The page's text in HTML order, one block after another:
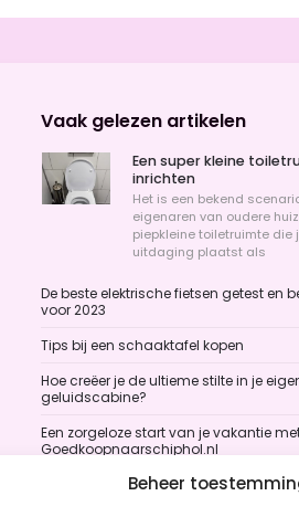
Beheer
Vaak gelezen artikelen
Een super kleine
inrichten
Het is een bekend
eigenaren van oudere
piepkleine toiletruimte die
uitdaging plaatst als
De beste elektrische fietsen getest en
voor 2023
Tips bij een schaaktafel kopen
Hoe creëer je de ultieme stilte in je
geluidscabine?
Een zorgeloze start van je vakantie
Goedkoopnaarschiphol.nl
Zo ga jij als doe-het-zelver